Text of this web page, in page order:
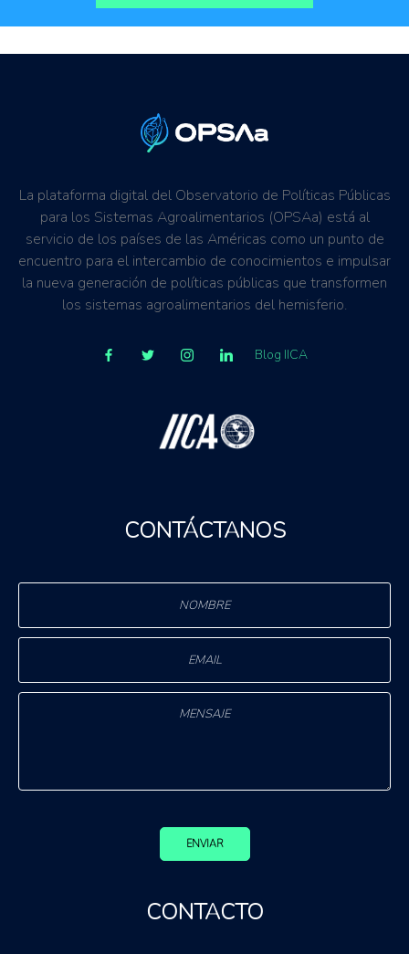
La plataforma digital del Observatorio de Políticas Públicas
para los Sistemas Agroalimentarios (OPSAa) está al
servicio de los países de las Américas como un punto de
encuentro para el intercambio de conocimientos e impulsar
la nueva generación de políticas públicas que transformen
los sistemas agroalimentarios del hemisferio.
Blog IICA
CONTÁCTANOS
ENVIAR
CONTACTO